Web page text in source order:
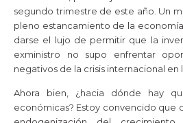
segundo trimestre de este año. Un
pleno estancamiento de la
darse el lujo de permitir que la
exministro no supo enfrentar
negativos de la crisis internacional
Ahora bien, ¿hacia dónde hay
económicas? Estoy convencido que